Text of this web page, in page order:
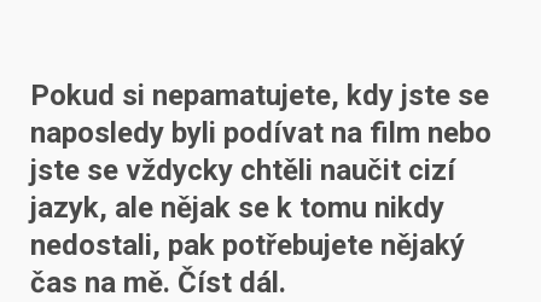
Pokud si nepamatujete, kdy jste se
naposledy byli podívat na film nebo
jste se vždycky chtěli naučit cizí
jazyk, ale nějak se k tomu nikdy
nedostali, pak potřebujete nějaký
čas na mě. Číst dál.